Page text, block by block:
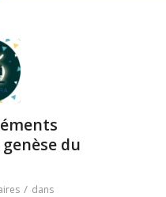
du
/ dans